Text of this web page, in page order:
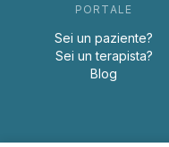
PORTALE
Sei un paziente?
Sei un terapista?
Blog